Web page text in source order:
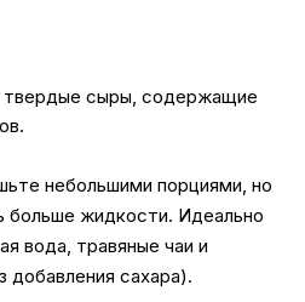
сыры, содержащие
небольшими порциями, но
больше жидкости. Идеально
вода, травяные чаи и
добавления сахара).